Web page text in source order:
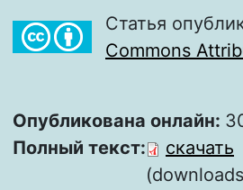
Статья
Commons
Опубликована онлайн:
Полный текст:
скачать